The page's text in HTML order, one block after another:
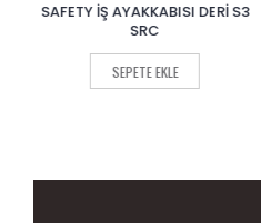
0
out
5
SAFETY İŞ AYAKKABISI DERİ S3
SRC
SEPETE EKLE